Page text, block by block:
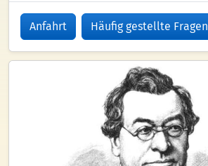
Anfahrt Häufig gestellte Fragen